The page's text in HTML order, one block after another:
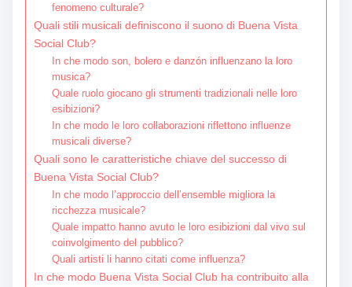
fenomeno culturale?
Quali stili musicali definiscono il suono di Buena Vista
Social Club?
In che modo son, bolero e danzón influenzano la loro
musica?
Quale ruolo giocano gli strumenti tradizionali nelle loro
esibizioni?
In che modo le loro collaborazioni riflettono influenze
musicali diverse?
Quali sono le caratteristiche chiave del successo di
Buena Vista Social Club?
In che modo l’approccio dell’ensemble migliora la
ricchezza musicale?
Quale impatto hanno avuto le loro esibizioni dal vivo sul
coinvolgimento del pubblico?
Quali artisti li hanno citati come influenza?
In che modo Buena Vista Social Club ha contribuito alla